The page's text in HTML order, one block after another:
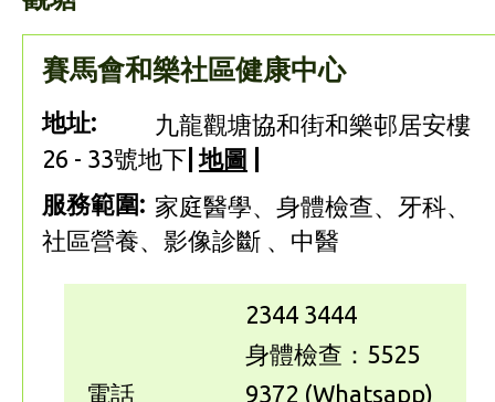
賽馬會和樂社區健康中心
地址:
九龍觀塘協和街和樂邨居安樓
26 - 33號地下 地圖
服務範圍: 家庭醫學、身體檢查、牙科、
社區營養、影像診斷 、中醫
電話
2344 3444
身體檢查：5525
9372 (Whatsapp)